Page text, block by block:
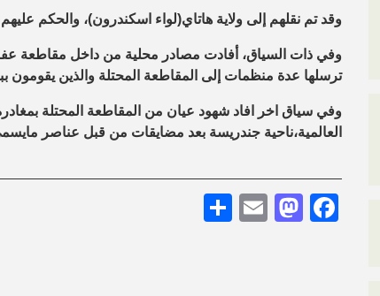
وقد تم نقلهم إلى ولاية هاتاي(لواء اسكندرون)، والحكم
وفي ذات السياق، أفادت مصادر محلية من داخل مقاطعة
ترسلها عدة منظمات إلى المقاطعة المحتلة والذين يقومون
وفي سياق اخر افاد شهود عيان من المقاطعة المحتلة
العالمية،ناحية جندريسة بعد مضايقات من قبل عناصر
Facebook
Mastodon
Email